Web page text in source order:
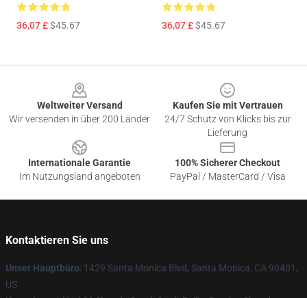
36,07 £$45.67 36,07 £$45.67
Weltweiter Versand
Wir versenden in über 200 Länder
Kaufen Sie mit Vertrauen
24/7 Schutz von Klicks bis zur
Lieferung
Internationale Garantie
Im Nutzungsland angeboten
100% Sicherer Checkout
PayPal / MasterCard / Visa
Kontaktieren Sie uns
Unser Hauptbüro: 1429 Santa Monica Blvd, Santa Monica, CA 90401,
US